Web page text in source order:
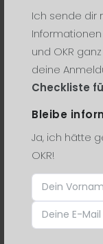
Ich sende dir
und OKR
deine
Checkliste
Bleibe
Ja, ich hätte
OKR!
Der
Wirtschaft
Die
In der
um
der
Results